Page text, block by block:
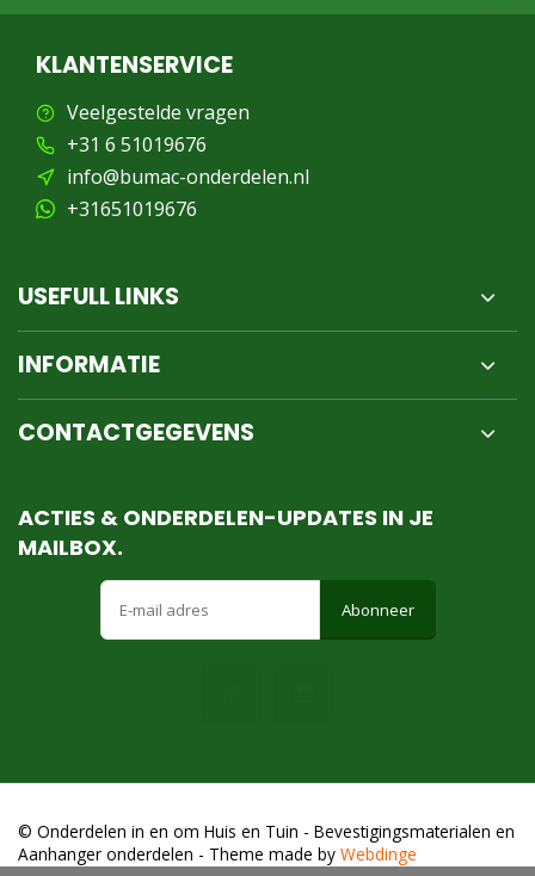
KLANTENSERVICE
Veelgestelde vragen
+31 6 51019676
info@bumac-onderdelen.nl
+31651019676
USEFULL LINKS
INFORMATIE
CONTACTGEGEVENS
ACTIES & ONDERDELEN-UPDATES IN JE
MAILBOX.
Abonneer
© Onderdelen in en om Huis en Tuin - Bevestigingsmaterialen en
Aanhanger onderdelen - Theme made by Webdinge